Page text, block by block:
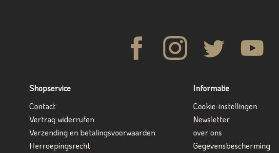
Shopservice
Contact
Vertrag widerrufen
Verzending en betalingsvoorwaarden
Herroepingsrecht
Informatie
Cookie-instellingen
Newsletter
over ons
Gegevensbescherming